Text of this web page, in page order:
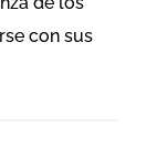
con sus